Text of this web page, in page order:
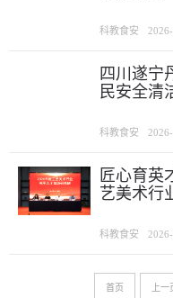
科教食安
四川遂宁
民安全清
科教食安
匠心育英
艺美术行
科教食安
首页 上一